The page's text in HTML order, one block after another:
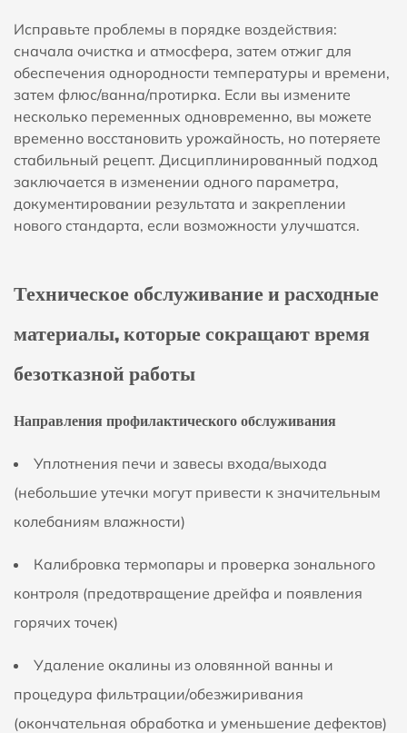
Исправьте проблемы в порядке воздействия:
сначала очистка и атмосфера, затем отжиг для
обеспечения однородности температуры и времени,
затем флюс/ванна/протирка. Если вы измените
несколько переменных одновременно, вы можете
временно восстановить урожайность, но потеряете
стабильный рецепт. Дисциплинированный подход
заключается в изменении одного параметра,
документировании результата и закреплении
нового стандарта, если возможности улучшатся.
Техническое обслуживание и расходные
материалы, которые сокращают время
безотказной работы
Направления профилактического обслуживания
Уплотнения печи и завесы входа/выхода
(небольшие утечки могут привести к значительным
колебаниям влажности)
Калибровка термопары и проверка зонального
контроля (предотвращение дрейфа и появления
горячих точек)
Удаление окалины из оловянной ванны и
процедура фильтрации/обезжиривания
(окончательная обработка и уменьшение дефектов)